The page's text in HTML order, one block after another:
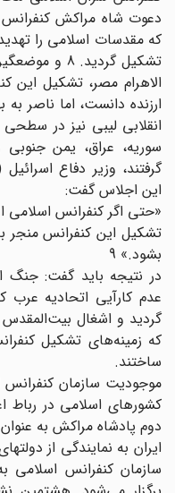
دعوت شاه مراکش کنفرانس
تشکیل گردید. 8
الاهرام مصر، تشکیل این
ارزنده دانست، اما ناصر به
انقلابی لیبی نیز در سطحی
سوریه‌، عراق، یمن جنوبی
گرفتند، وزیر دفاع
این اجلاس گفت:
«حتی اگر کنفرانس اسلامی
تشکیل این کنفرانس منجر
بشود.» 9
در نتیجه باید گفت: جنگ
عدم کارآیی اتحادیه
گردید و اشغال بیت‌المقدس
که زمینه‌های تشکیل
ساختند.
موجودیت سازمان کنفرانس
کشورهای اسلامی در رباط
دوم پادشاه مراکش به
ایران به نمایندگی از
سازمان کنفرانس اسلامی